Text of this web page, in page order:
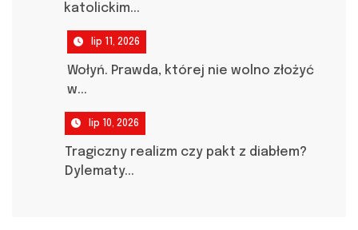
katolickim...
lip 11, 2026
Wołyń. Prawda, której nie wolno złożyć
w...
lip 10, 2026
Tragiczny realizm czy pakt z diabłem?
Dylematy...